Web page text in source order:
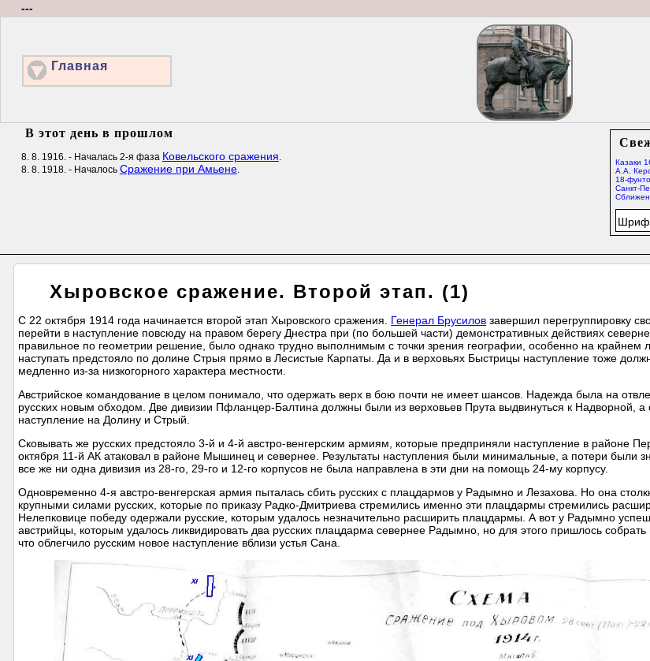
---
Главная
Казаки
А.А.
18-
Санкт-
В этот день в прошлом
8. 8. 1916. - Началась 2-я фаза Ковельского сражения.
8. 8. 1918. - Началось Сражение при Амьене.
Хыровское сражение. Второй этап. (1)
С 22 октября 1914 года начинается второй этап Хыровского сражения. Генерал Брусилов завершил перегруппировку
перейти в наступление повсюду на правом берегу Днестра при (по большей части) демонстративных действиях
правильное по геометрии решение, было однако трудно выполнимым с точки зрения географии, особенно на крайнем
наступать предстояло по долине Стрыя прямо в Лесистые Карпаты. Да и в верховьях Быстрицы наступление тоже
медленно из-за низкогорного характера местности.
Австрийское командование в целом понимало, что одержать верх в бою почти не имеет шансов. Надежда была на
русских новым обходом. Две дивизии Пфланцер-Балтина должны были из верховьев Прута выдвинуться к Надворной, а
наступление на Долину и Стрый.
Сковывать же русских предстояло 3-й и 4-й австро-венгерским армиям, которые предприняли наступление в районе
октября 11-й АК атаковал в районе Мышинец и севернее. Результаты наступления были минимальные, а потери были
все же ни одна дивизия из 28-го, 29-го и 12-го корпусов не была направлена в эти дни на помощь 24-му корпусу.
Одновременно 4-я австро-венгерская армия пыталась сбить русских с плацдармов у Радымно и Лезахова. Но она
крупными силами русских, которые по приказу Радко-Дмитриева стремились именно эти плацдармы стремились
Нелепковице победу одержали русские, которым удалось незначительно расширить плацдармы. А вот у Радымно
австрийцы, которым удалось ликвидировать два русских плацдарма севернее Радымно, но для этого пришлось собрать
что облегчило русским новое наступление вблизи устья Сана.